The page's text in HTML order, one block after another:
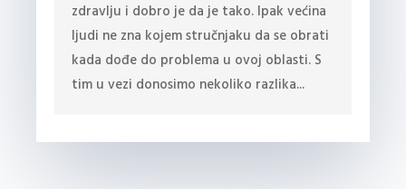
zdravlju i dobro je da je tako. Ipak većina
ljudi ne zna kojem stručnjaku da se obrati
kada dođe do problema u ovoj oblasti. S
tim u vezi donosimo nekoliko razlika...